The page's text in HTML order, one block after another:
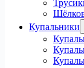
Купальники